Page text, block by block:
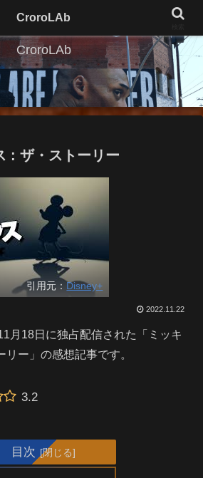
CroroLAb
: ザ・ストーリー
引用元： Disney+
2022.11.22
月18日に独占配信された「ミッキ
リー」の感想記事です。
3.2
目次
CroroLAb